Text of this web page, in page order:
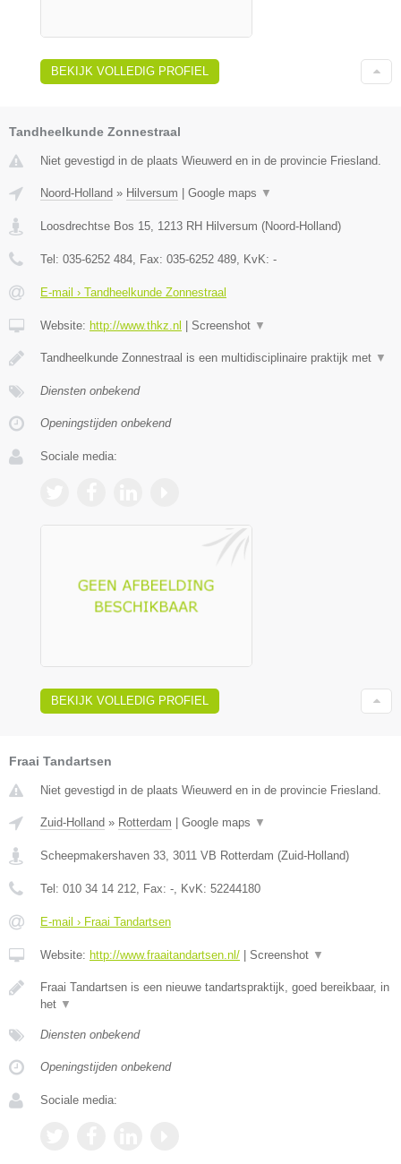
BEKIJK VOLLEDIG PROFIEL
Tandheelkunde Zonnestraal
Niet gevestigd in de plaats Wieuwerd en in de provincie Friesland.
Noord-Holland » Hilversum Google maps ▼
Loosdrechtse Bos 15, 1213 RH Hilversum (Noord-Holland)
Tel: 035-6252 484, Fax: 035-6252 489, KvK: -
E-mail › Tandheelkunde Zonnestraal
Website: http://www.thkz.nl Screenshot ▼
Tandheelkunde Zonnestraal is een multidisciplinaire praktijk met ▼
Diensten onbekend
Openingstijden onbekend
Sociale media:
BEKIJK VOLLEDIG PROFIEL
Fraai Tandartsen
Niet gevestigd in de plaats Wieuwerd en in de provincie Friesland.
Zuid-Holland » Rotterdam Google maps ▼
Scheepmakershaven 33, 3011 VB Rotterdam (Zuid-Holland)
Tel: 010 34 14 212, Fax: -, KvK: 52244180
E-mail › Fraai Tandartsen
Website: http://www.fraaitandartsen.nl/ Screenshot ▼
Fraai Tandartsen is een nieuwe tandartspraktijk, goed bereikbaar, in
het ▼
Diensten onbekend
Openingstijden onbekend
Sociale media: